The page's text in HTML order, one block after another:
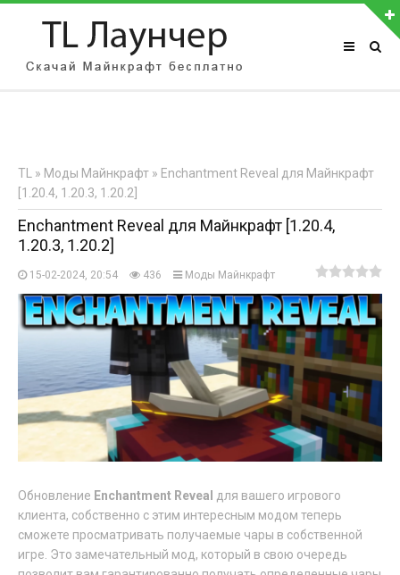
АВТОРИЗАЦИЯ НА САЙТЕ
Регистрация
TL » Моды Майнкрафт » Enchantment Reveal для Майнкрафт
[1.20.4, 1.20.3, 1.20.2]
Enchantment Reveal для Майнкрафт [1.20.4,
1.20.3, 1.20.2]
15-02-2024, 20:54 436 Моды Майнкрафт
Обновление Enchantment Reveal для вашего игрового
клиента, собственно с этим интересным модом теперь
сможете просматривать получаемые чары в собственной
игре. Это замечательный мод, который в свою очередь